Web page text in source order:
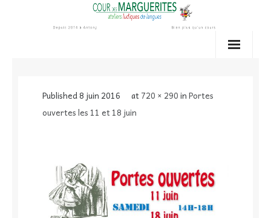
Published8 juin 2016 at 720 × 290inPortes
ouvertes les 11 et 18 juin